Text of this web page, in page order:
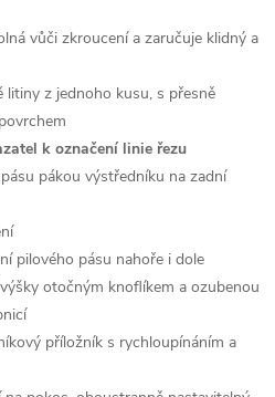
vůči zkroucení a zaručuje klidný a
litiny z jednoho kusu, s přesně
k označení linie řezu
pákou výstředníku na zadní
pilového pásu nahoře i dole
otočným knoflíkem a ozubenou
příložník s rychloupínáním a